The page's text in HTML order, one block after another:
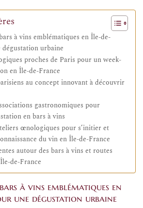
à vins emblématiques en Île-de-
urbaine
proches de Paris pour un week-
en Île-de-France
au concept innovant à découvrir
gastronomiques pour
en bars à vins
œnologiques pour s’initier et
du vin en Île-de-France
autour des bars à vins et routes
de-France
à vins emblématiques en
une dégustation urbaine